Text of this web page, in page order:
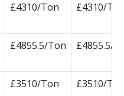
£4310/Ton £4310/
£4855.5/Ton £4855.5/
£3510/Ton £3510/